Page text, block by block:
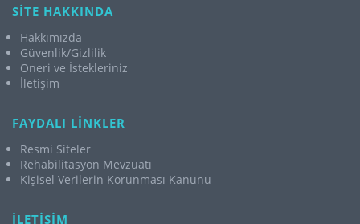
SİTE HAKKINDA
Hakkımızda
Güvenlik/Gizlilik
Öneri ve İstekleriniz
İletişim
FAYDALI LİNKLER
Resmi Siteler
Rehabilitasyon Mevzuatı
Kişisel Verilerin Korunması Kanunu
İLETİŞİM